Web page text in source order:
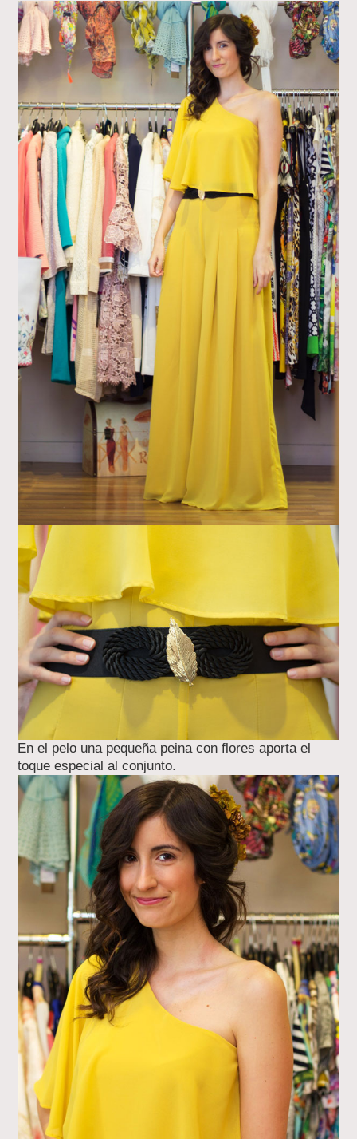
En el pelo una pequeña peina con flores aporta el
toque especial al conjunto.